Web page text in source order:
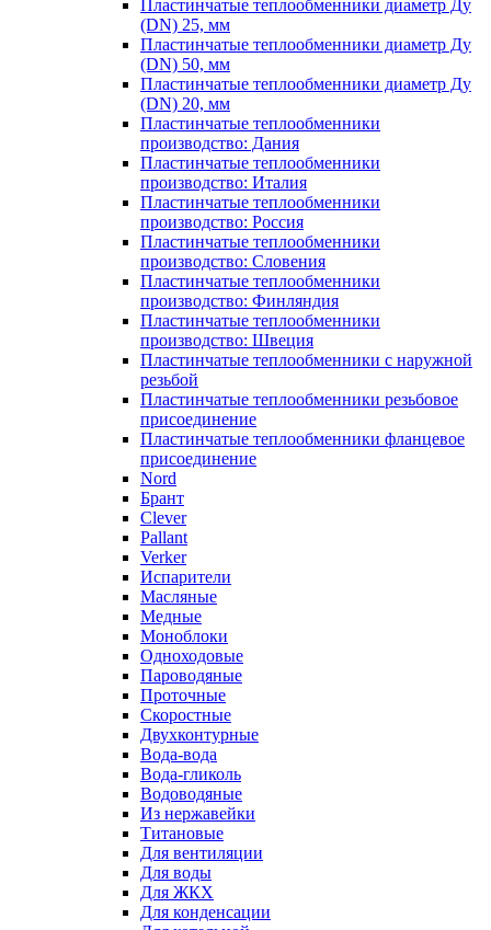
Пластинчатые теплообменники диаметр Ду
(DN) 25, мм
Пластинчатые теплообменники диаметр Ду
(DN) 50, мм
Пластинчатые теплообменники диаметр Ду
(DN) 20, мм
Пластинчатые теплообменники
производство: Дания
Пластинчатые теплообменники
производство: Италия
Пластинчатые теплообменники
производство: Россия
Пластинчатые теплообменники
производство: Словения
Пластинчатые теплообменники
производство: Финляндия
Пластинчатые теплообменники
производство: Швеция
Пластинчатые теплообменники с наружной
резьбой
Пластинчатые теплообменники резьбовое
присоединение
Пластинчатые теплообменники фланцевое
присоединение
Nord
Брант
Clever
Pallant
Verker
Испарители
Масляные
Медные
Моноблоки
Одноходовые
Пароводяные
Проточные
Скоростные
Двухконтурные
Вода-вода
Вода-гликоль
Водоводяные
Из нержавейки
Титановые
Для вентиляции
Для воды
Для ЖКХ
Для конденсации